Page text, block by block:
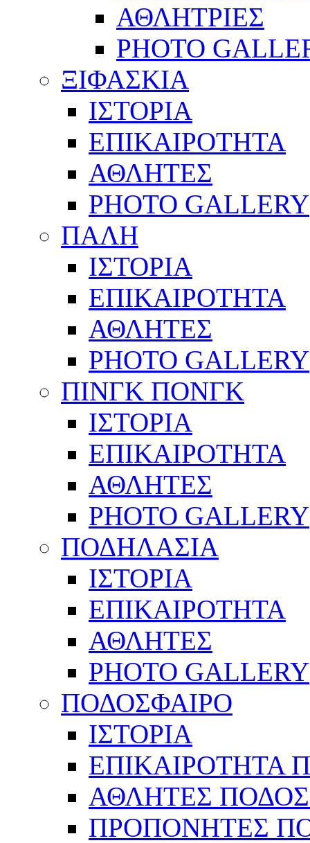
ΑΘΛΗΤΡΙΕΣ
PHOTO
ΞΙΦΑΣΚΙΑ
ΙΣΤΟΡΙΑ
ΕΠΙΚΑΙΡΟΤΗΤΑ
ΑΘΛΗΤΕΣ
PHOTO GALLERY
ΠΑΛΗ
ΙΣΤΟΡΙΑ
ΕΠΙΚΑΙΡΟΤΗΤΑ
ΑΘΛΗΤΕΣ
PHOTO GALLERY
ΠΙΝΓΚ ΠΟΝΓΚ
ΙΣΤΟΡΙΑ
ΕΠΙΚΑΙΡΟΤΗΤΑ
ΑΘΛΗΤΕΣ
PHOTO GALLERY
ΠΟΔΗΛΑΣΙΑ
ΙΣΤΟΡΙΑ
ΕΠΙΚΑΙΡΟΤΗΤΑ
ΑΘΛΗΤΕΣ
PHOTO GALLERY
ΠΟΔΟΣΦΑΙΡΟ
ΙΣΤΟΡΙΑ
ΕΠΙΚΑΙΡΟΤΗΤΑ
ΑΘΛΗΤΕΣ
ΠΡΟΠΟΝΗΤΕΣ